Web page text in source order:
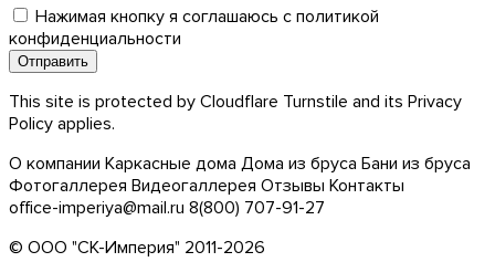
Нажимая кнопку я соглашаюсь с политикой
конфиденциальности
This site is protected by Cloudflare Turnstile and its Privacy
Policy applies.
О компании Каркасные дома Дома из бруса Бани из бруса
Фотогаллерея Видеогаллерея Отзывы Контакты
office-imperiya@mail.ru 8(800) 707-91-27
© ООО "СК-Империя" 2011-2026